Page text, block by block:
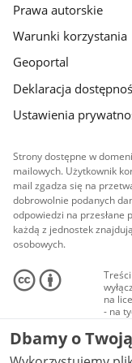
Prawa autorskie
Warunki korzystania
Geoportal
Deklaracja
Ustawienia
Strony dostępne w
mailowych. Użytkownik
mail zgadza się na
dobrowolnie podanych
odpowiedzi na przesłane
każdą z jednostek
osobowych.
na
- na
audio
Dbamy o